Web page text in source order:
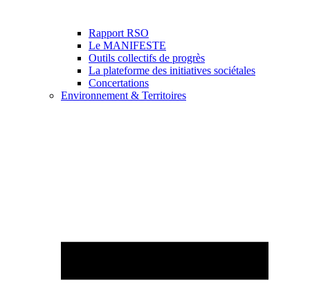
Rapport RSO
Le MANIFESTE
Outils collectifs de progrès
La plateforme des initiatives sociétales
Concertations
Environnement & Territoires